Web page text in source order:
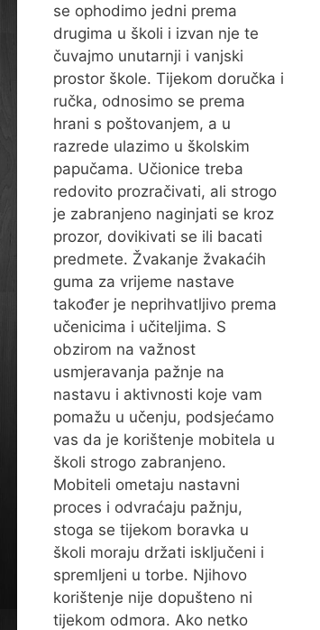
se ophodimo jedni prema
drugima u školi i izvan nje te
čuvajmo unutarnji i vanjski
prostor škole. Tijekom doručka i
ručka, odnosimo se prema
hrani s poštovanjem, a u
razrede ulazimo u školskim
papučama. Učionice treba
redovito prozračivati, ali strogo
je zabranjeno naginjati se kroz
prozor, dovikivati se ili bacati
predmete. Žvakanje žvakaćih
guma za vrijeme nastave
također je neprihvatljivo prema
učenicima i učiteljima. S
obzirom na važnost
usmjeravanja pažnje na
nastavu i aktivnosti koje vam
pomažu u učenju, podsjećamo
vas da je korištenje mobitela u
školi strogo zabranjeno.
Mobiteli ometaju nastavni
proces i odvraćaju pažnju,
stoga se tijekom boravka u
školi moraju držati isključeni i
spremljeni u torbe. Njihovo
korištenje nije dopušteno ni
tijekom odmora. Ako netko